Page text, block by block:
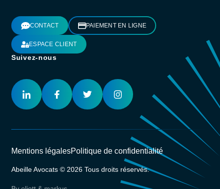
CONTACT PAIEMENT EN LIGNE
ESPACE CLIENT
Suivez-nous
Mentions légalesPolitique de confidentialité
Abeille Avocats © 2026 Tous droits réservés.